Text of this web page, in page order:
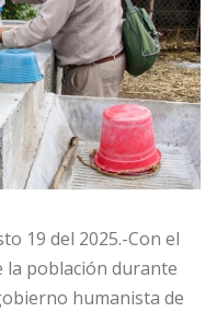
19 del 2025.-Con el
la población durante
humanista de